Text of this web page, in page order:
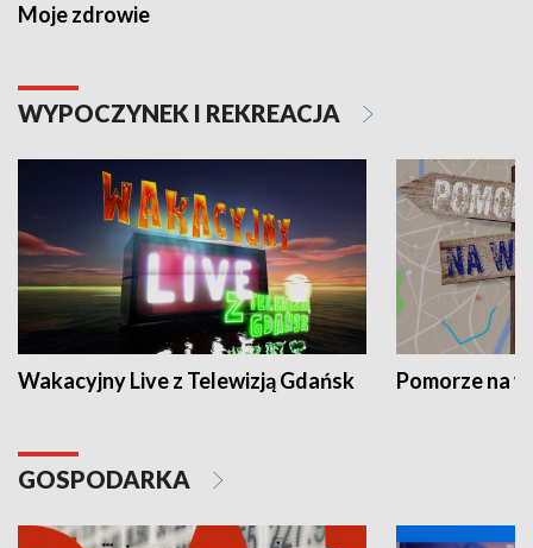
Moje zdrowie
WYPOCZYNEK I REKREACJA
Wakacyjny Live z Telewizją Gdańsk Pomorze na
GOSPODARKA